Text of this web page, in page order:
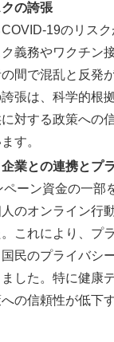
の誇張
19のリスク
義務やワクチン
間で混乱と反発
張は、科学的根
対する政策への
す。
業との連携とプ
ペーン資金の一部
のオンライン行
これにより、プ
民のプライバシ
した。特に健康
の信頼性が低下